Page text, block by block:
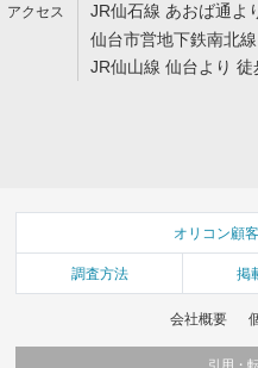
JR仙石線 あおば通よ
仙台市営地下鉄南北
JR仙山線 仙台より 徒
オリコン顧
調査方法 掲
会社概要
引用・